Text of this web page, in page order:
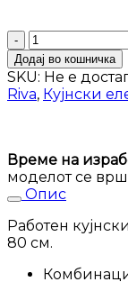
Кујнски
елемент
Riva
R-
80-
Додај во кошничка
SKU: Не е
Riva, Кујнски
Време на
моделот се
Опис
Работен
80 см.